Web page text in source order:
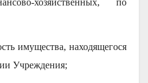
хозяйственных, по
имущества, находящегося
Учреждения;